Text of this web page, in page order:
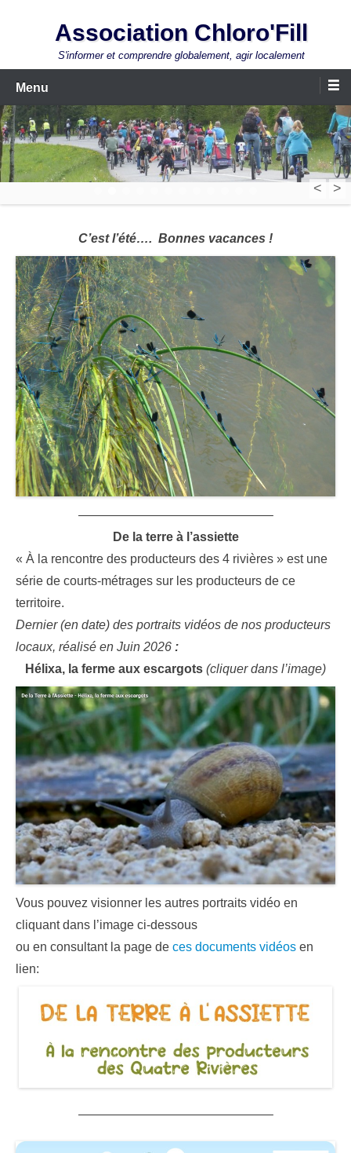
Association Chloro'Fill
S'informer et comprendre globalement, agir localement
Menu
< >
C’est l’été…. Bonnes vacances !
———————————————–
De la terre à l’assiette
« À la rencontre des producteurs des 4 rivières » est une
série de courts-métrages sur les producteurs de ce
territoire.
Dernier (en date) des portraits vidéos de nos producteurs
locaux, réalisé en Juin 2026 :
Hélixa, la ferme aux escargots (cliquer dans l’image)
Vous pouvez visionner les autres portraits vidéo en
cliquant dans l’image ci-dessous
ou en consultant la page de ces documents vidéos en
lien:
———————————————–